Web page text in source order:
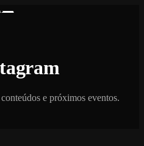
e próximos eventos.